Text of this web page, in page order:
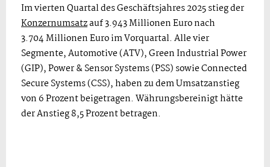
Im vierten Quartal des Geschäftsjahres 2025 stieg der
Konzernumsatzauf 3.943 Millionen Euro nach
3.704 Millionen Euro im Vorquartal. Alle vier
Segmente, Automotive (ATV), Green Industrial Power
(GIP), Power & Sensor Systems (PSS) sowie Connected
Secure Systems (CSS), haben zu dem Umsatzanstieg
von 6 Prozent beigetragen. Währungsbereinigt hätte
der Anstieg 8,5 Prozent betragen.